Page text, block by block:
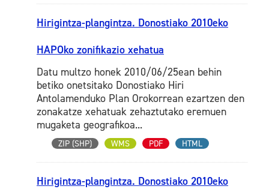
Hirigintza-plangintza. Donostiako 2010eko
HAPOko zonifikazio xehatua
Datu multzo honek 2010/06/25ean behin
betiko onetsitako Donostiako Hiri
Antolamenduko Plan Orokorrean ezartzen den
zonakatze xehatuak zehaztutako eremuen
mugaketa geografikoa...
ZIP (SHP) WMS PDF HTML
Hirigintza-plangintza. Donostiako 2010eko